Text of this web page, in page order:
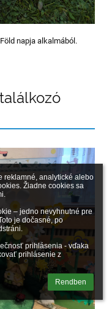
reklamné, analytické alebo
Žiadne cookies sa
– jedno nevyhnutné pre
je dočasné, po
prihlásenia - vďaka
prihlásenie z
Rendben
napja alkalmából.